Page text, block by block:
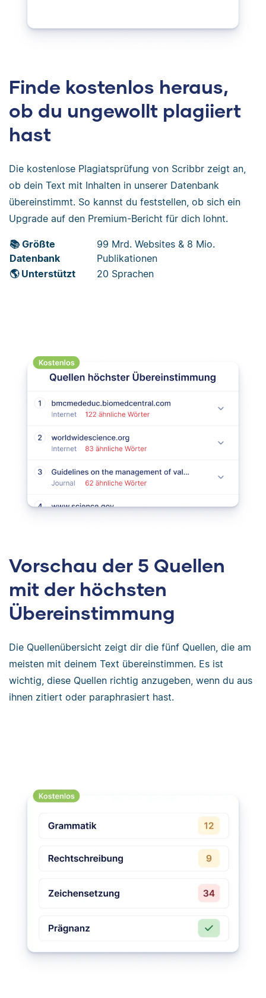
Finde kostenlos heraus,
ob du ungewollt plagiiert
hast
Die kostenlose Plagiatsprüfung von Scribbr zeigt an,
ob dein Text mit Inhalten in unserer Datenbank
übereinstimmt. So kannst du feststellen, ob sich ein
Upgrade auf den Premium-Bericht für dich lohnt.
📚 Größte
Datenbank
99 Mrd. Websites & 8 Mio.
Publikationen
🌎 Unterstützt
20 Sprachen
Vorschau der 5 Quellen
mit der höchsten
Übereinstimmung
Die Quellenübersicht zeigt dir die fünf Quellen, die am
meisten mit deinem Text übereinstimmen. Es ist
wichtig, diese Quellen richtig anzugeben, wenn du aus
ihnen zitiert oder paraphrasiert hast.